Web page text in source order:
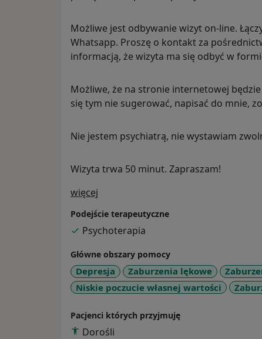
Możliwe jest odbywanie wizyt on-line.
Whatsapp. Proszę o kontakt za
informacją, że wizyta ma się odbyć w
Możliwe, że na stronie internetowej
się tym nie sugerować, napisać do mnie,
Nie jestem psychiatrą, nie wystawiam
Wizyta trwa 50 minut. Zapraszam!
więcej
Podejście terapeutyczne
Psychoterapia
Główne obszary pomocy
Depresja Zaburzenia lękowe
Niskie poczucie własnej wartości
Pacjenci których przyjmuję
Dorośli